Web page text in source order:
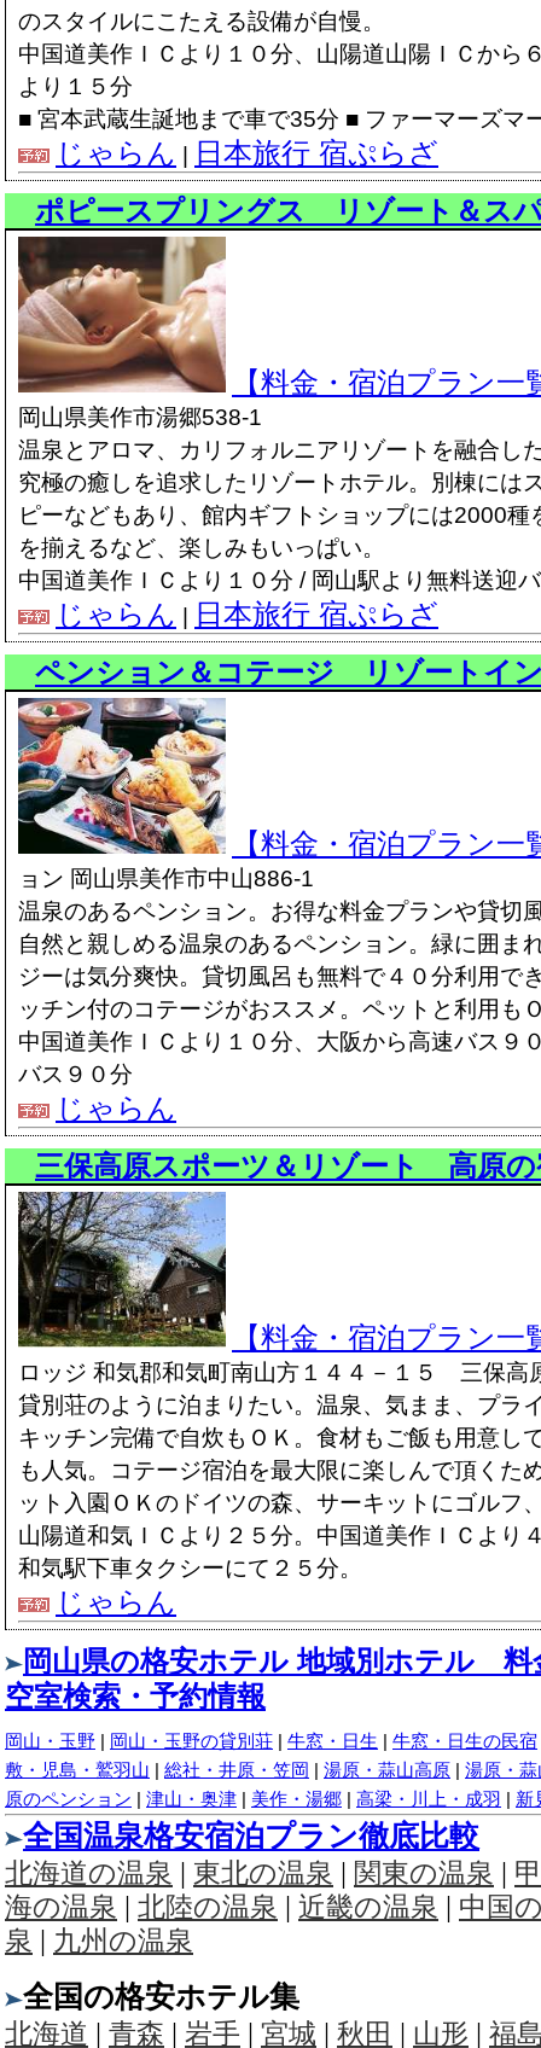
のスタイルにこたえる設備が自慢。
中国道美作ＩＣより１０分、山陽道山陽ＩＣから
より１５分
■ 宮本武蔵生誕地まで車で35分 ■ ファーマーズマ
じゃらん | 日本旅行 宿ぷらざ
ポピースプリングス リゾート＆ス
【料金・宿泊プラン一
岡山県美作市湯郷538-1
温泉とアロマ、カリフォルニアリゾートを融合し
究極の癒しを追求したリゾートホテル。別棟には
ピーなどもあり、館内ギフトショップには2000種
を揃えるなど、楽しみもいっぱい。
中国道美作ＩＣより１０分 / 岡山駅より無料送迎
じゃらん | 日本旅行 宿ぷらざ
ペンション＆コテージ リゾートイ
【料金・宿泊プラン一
ョン 岡山県美作市中山886-1
温泉のあるペンション。お得な料金プランや貸切
自然と親しめる温泉のあるペンション。緑に囲ま
ジーは気分爽快。貸切風呂も無料で４０分利用で
ッチン付のコテージがおススメ。ペットと利用も
中国道美作ＩＣより１０分、大阪から高速バス９
バス９０分
じゃらん
三保高原スポーツ＆リゾート 高原
【料金・宿泊プラン一
ロッジ 和気郡和気町南山方１４４－１５ 三保高
貸別荘のように泊まりたい。温泉、気まま、プラ
キッチン完備で自炊もＯＫ。食材もご飯も用意し
も人気。コテージ宿泊を最大限に楽しんで頂くた
ット入園ＯＫのドイツの森、サーキットにゴルフ
山陽道和気ＩＣより２５分。中国道美作ＩＣより
和気駅下車タクシーにて２５分。
じゃらん
岡山県の格安ホテル 地域別ホテル 料
空室検索・予約情報
岡山・玉野 | 岡山・玉野の貸別荘 | 牛窓・日生 | 牛窓・日生の民宿
敷・児島・鷲羽山 | 総社・井原・笠岡 | 湯原・蒜山高原 | 湯原・
原のペンション | 津山・奥津 | 美作・湯郷 | 高梁・川上・成羽 | 新